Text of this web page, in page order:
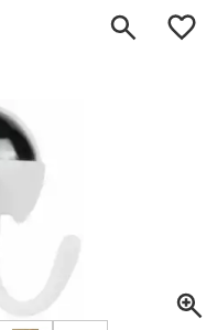
0